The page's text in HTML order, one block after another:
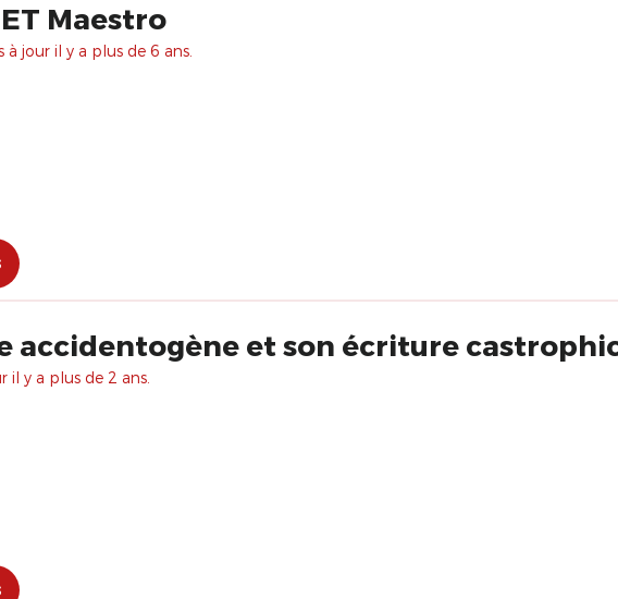
Maestro
à jour il y a plus de 6 ans.
accidentogène et son écriture
il y a plus de 2 ans.